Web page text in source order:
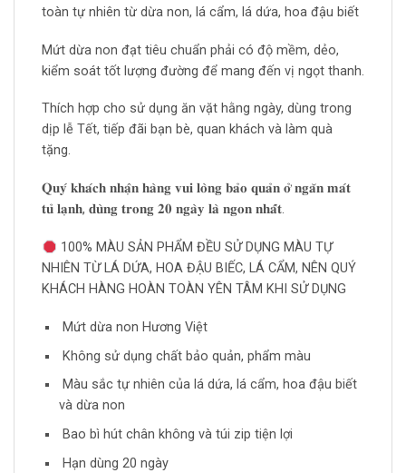
toàn tự nhiên từ dừa non, lá cẩm, lá dứa, hoa đậu biết
Mứt dừa non đạt tiêu chuẩn phải có độ mềm, dẻo,
kiểm soát tốt lượng đường để mang đến vị ngọt thanh.
Thích hợp cho sử dụng ăn vặt hằng ngày, dùng trong
dịp lễ Tết, tiếp đãi bạn bè, quan khách và làm quà
tặng.
𝐐𝐮𝐲́ 𝐤𝐡𝐚́𝐜𝐡 𝐧𝐡𝐚̣̂𝐧 𝐡𝐚̀𝐧𝐠 𝐯𝐮𝐢 𝐥𝐨̀𝐧𝐠 𝐛𝐚̉𝐨 𝐪𝐮𝐚̉𝐧 𝐨̛̉ 𝐧𝐠𝐚̆𝐧 𝐦𝐚́𝐭
𝐭𝐮̉ 𝐥𝐚̣𝐧𝐡, 𝐝𝐮̀𝐧𝐠 𝐭𝐫𝐨𝐧𝐠 𝟐𝟎 𝐧𝐠𝐚̀𝐲 𝐥𝐚̀ 𝐧𝐠𝐨𝐧 𝐧𝐡𝐚̂́𝐭.
100% MÀU SẢN PHẨM ĐỀU SỬ DỤNG MÀU TỰ
NHIÊN TỪ LÁ DỨA, HOA ĐẬU BIẾC, LÁ CẨM, NÊN QUÝ
KHÁCH HÀNG HOÀN TOÀN YÊN TÂM KHI SỬ DỤNG
Mứt dừa non Hương Việt
Không sử dụng chất bảo quản, phẩm màu
Màu sắc tự nhiên của lá dứa, lá cẩm, hoa đậu biết
và dừa non
Bao bì hút chân không và túi zip tiện lợi
Hạn dùng 20 ngày